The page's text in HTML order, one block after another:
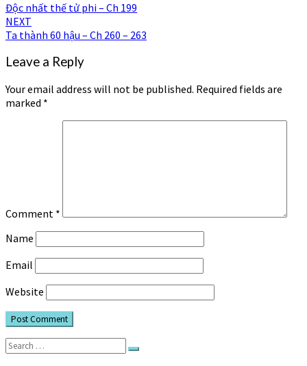
navigation
Độc nhất thế tử phi – Ch 199
NEXT
Ta thành 60 hậu – Ch 260 – 263
Leave a Reply
Your email address will not be published. Required fields are
marked *
Comment *
Name
Email
Website
Search
for:
Search